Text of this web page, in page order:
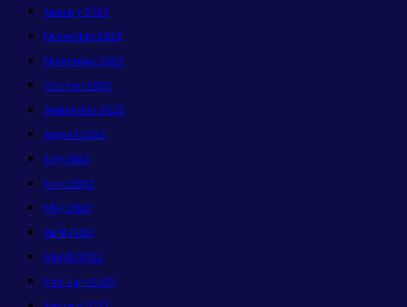
January 2023
December 2022
November 2022
October 2022
September 2022
August 2022
July 2022
June 2022
May 2022
April 2022
March 2022
February 2022